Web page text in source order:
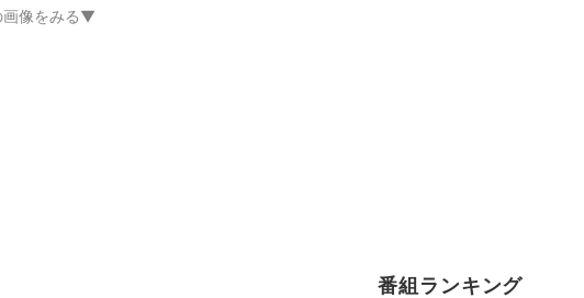
像をみる▼
番組ランキング